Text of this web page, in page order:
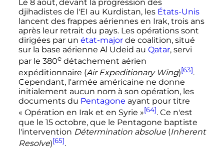
Le 8 août, devant la progression des
djihadistes de l'EI au Kurdistan, les États-Unis
lancent des frappes aériennes en Irak, trois ans
après leur retrait du pays. Les opérations sont
dirigées par un état-majorde coalition, situé
sur la base aérienne Al Udeid au Qatar, servi
par le 380e détachement aérien
expéditionnaire (Air Expeditionary Wing)[63].
Cependant, l'armée américaine ne donne
initialement aucun nom à son opération, les
documents du Pentagone ayant pour titre
« Opération en Irak et en Syrie »[64]. Ce n'est
que le 15 octobre, que le Pentagone baptiste
l'intervention Détermination absolue(Inherent
Resolve)[65].